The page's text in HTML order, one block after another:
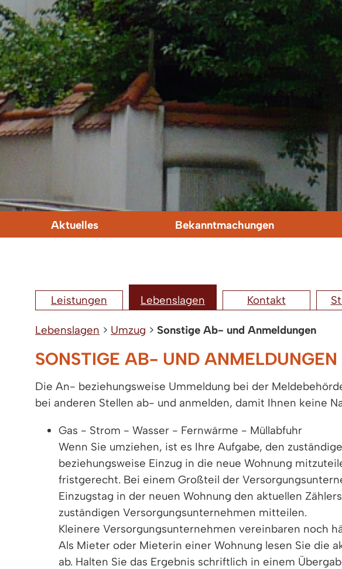
Aktuelles Bekanntmachungen
Leistungen Lebenslagen Kontakt
Lebenslagen > Umzug > Sonstige Ab- und Anmeldungen
SONSTIGE AB- UND ANMELDUNGEN
Die An- beziehungsweise Ummeldung bei der
bei anderen Stellen ab- und anmelden, damit Ihnen keine
Gas - Strom - Wasser - Fernwärme - Müllabfuhr
Wenn Sie umziehen, ist es Ihre Aufgabe, den
beziehungsweise Einzug in die neue Wohnung
fristgerecht. Bei einem Großteil der
Einzugstag in der neuen Wohnung den aktuellen
zuständigen Versorgungsunternehmen mitteilen.
Kleinere Versorgungsunternehmen vereinbaren noch
Als Mieter oder Mieterin einer Wohnung lesen Sie die
ab. Halten Sie das Ergebnis schriftlich in einem